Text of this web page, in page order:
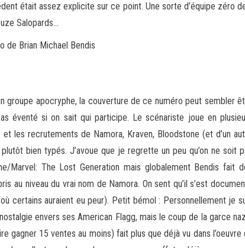
était assez explicite sur ce point. Une sorte d’équipe zéro
Salopards…
de Brian Michael Bendis
groupe apocryphe, la couverture de ce numéro peut sembler
éventé si on sait qui participe. Le scénariste joue en
les recrutements de Namora, Kraven, Bloodstone (et d’un
bien typés. J’avoue que je regrette un peu qu’on ne soit
The Lost Generation mais globalement Bendis fait
au niveau du vrai nom de Namora. On sent qu’il s’est
certains auraient eu peur). Petit bémol : Personnellement je
envers ses American Flagg, mais le coup de la garce
gagner 15 ventes au moins) fait plus que déjà vu dans l’oeuvre